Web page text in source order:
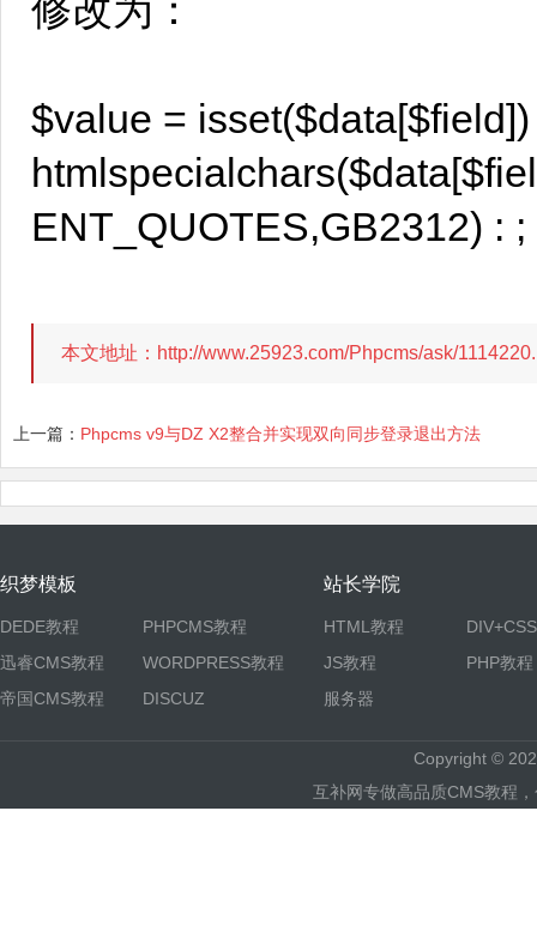
修改为：
$value =
ENT_QUOTES,GB2312) : ;
本文地址：http://www.25923.com/Phpcms/ask/
上一篇： Phpcms v9与DZ X2整合并实现双向同步登录退出方法
织梦模板
DEDE教程
PHPCMS教程
迅睿CMS教程
WORDPRESS教程
帝国CMS教程
DISCUZ
站长学院
HTML教程
JS教程
PHP教程
服务器
Copyright ©
互补网专做高品质CMS教程